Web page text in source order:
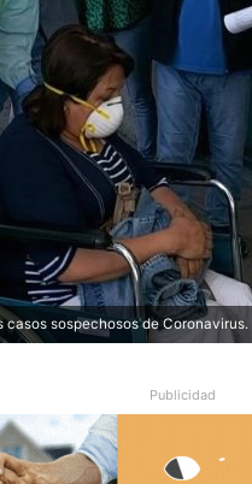
sospechosos de Coronavirus.
Publicidad